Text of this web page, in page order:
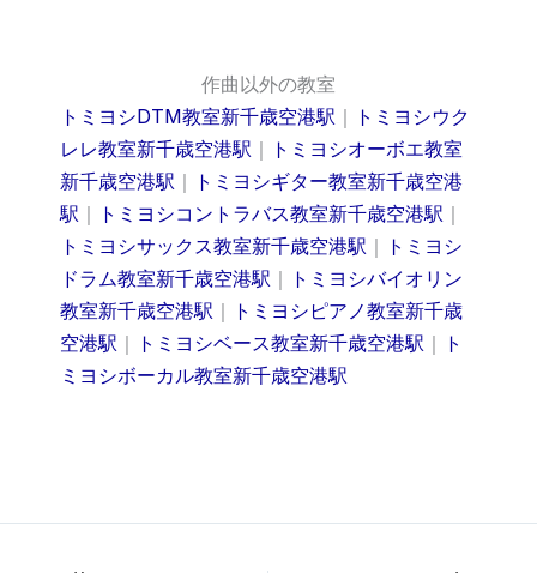
作曲以外の教室
トミヨシDTM教室新千歳空港駅 ｜ トミヨシウク
レレ教室新千歳空港駅 ｜ トミヨシオーボエ教室
新千歳空港駅 ｜ トミヨシギター教室新千歳空港
駅 ｜ トミヨシコントラバス教室新千歳空港駅 ｜
トミヨシサックス教室新千歳空港駅 ｜ トミヨシ
ドラム教室新千歳空港駅 ｜ トミヨシバイオリン
教室新千歳空港駅 ｜ トミヨシピアノ教室新千歳
空港駅 ｜ トミヨシベース教室新千歳空港駅 ｜ ト
ミヨシボーカル教室新千歳空港駅